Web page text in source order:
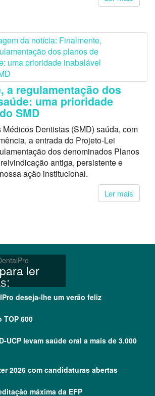
a regulamentação dos
uma prioridade
SMD
Dentistas (SMD) saúda, com
a entrada do Projeto-Lei
dos denominados Planos
antiga, persistente e
ação institucional.
Ler mais
ler
deseja-lhe um verão feliz
TOP 600
UCP levam saúde oral a mais de 3.000
2026 com candidaturas abertas
máxima da EFP